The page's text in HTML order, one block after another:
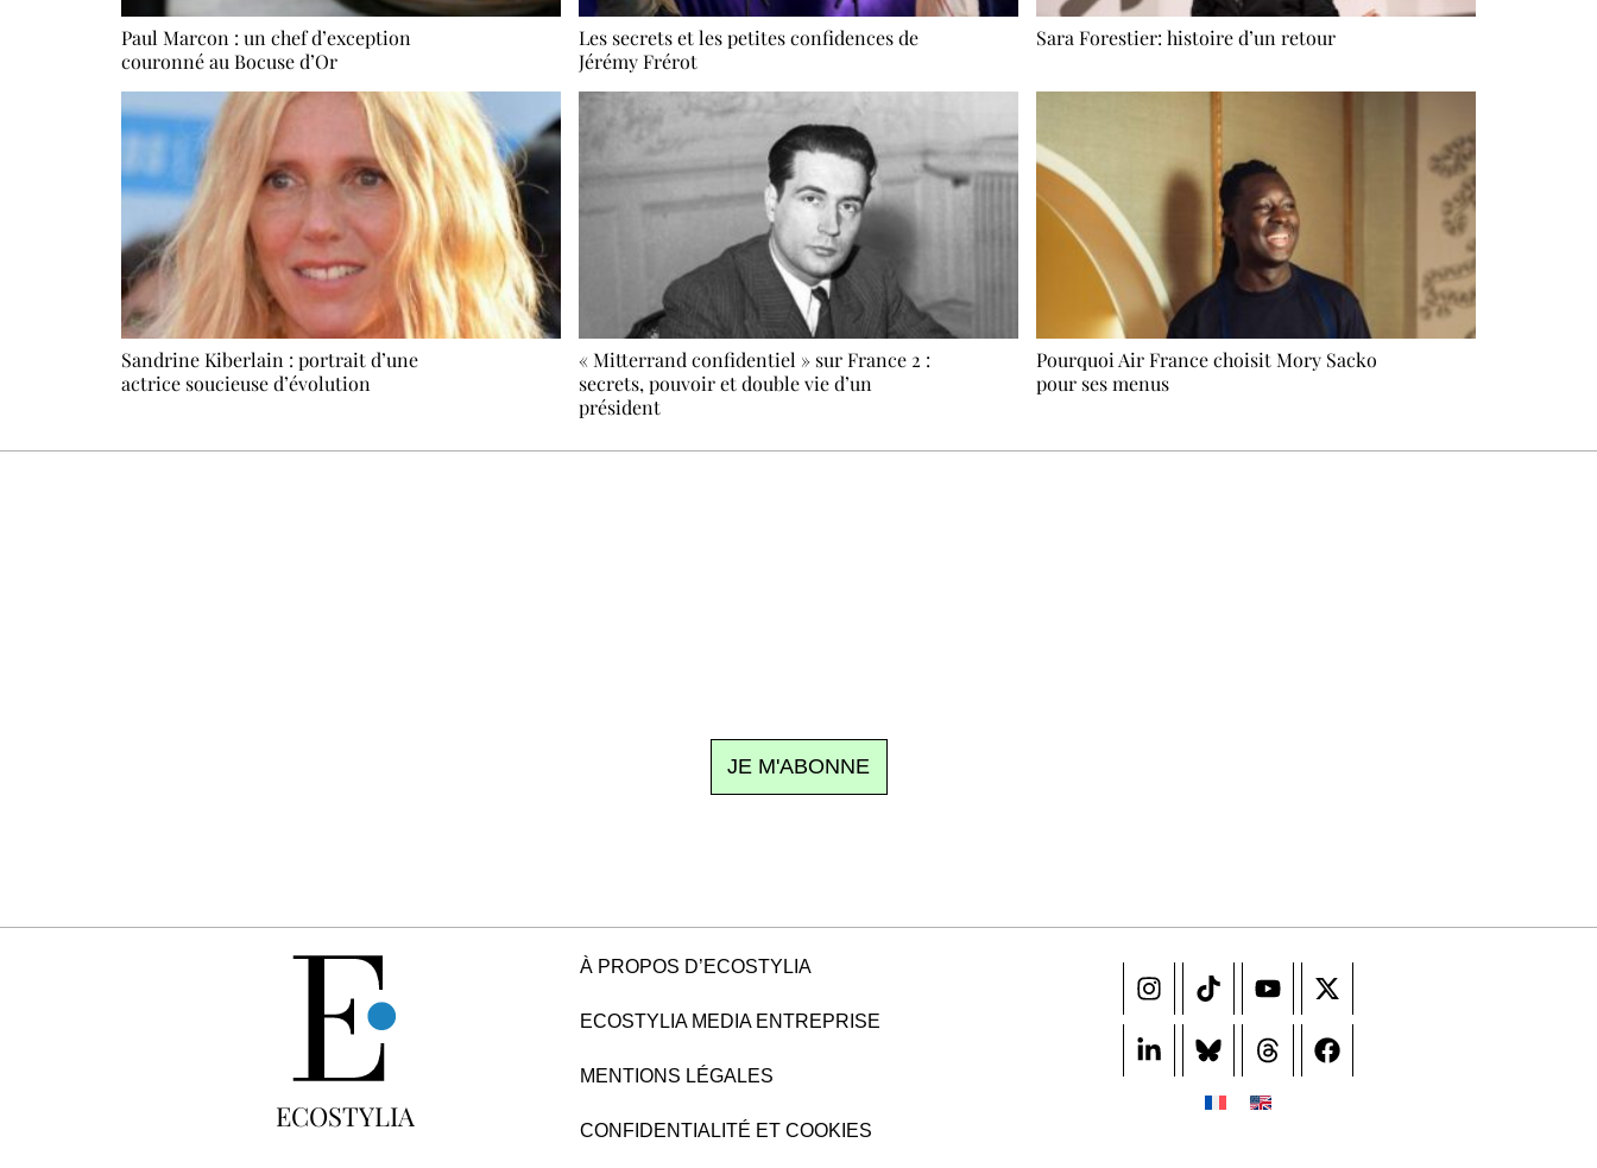
Paul Marcon : un chef d’exception
couronné au Bocuse d’Or
Les secrets et les petites confidences de
Jérémy Frérot
Sara Forestier: histoire d’un retour
Sandrine Kiberlain : portrait d’une
actrice soucieuse d’évolution
« Mitterrand confidentiel » sur France 2 :
secrets, pouvoir et double vie d’un
président
Pourquoi Air France choisit Mory Sacko
pour ses menus
JE M'ABONNE
ECOSTYLIA
À PROPOS D’ECOSTYLIA
ECOSTYLIA MEDIA ENTREPRISE
MENTIONS LÉGALES
CONFIDENTIALITÉ ET COOKIES